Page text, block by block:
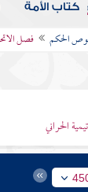
كتاب الأمة
الحكم فصل
الحراني